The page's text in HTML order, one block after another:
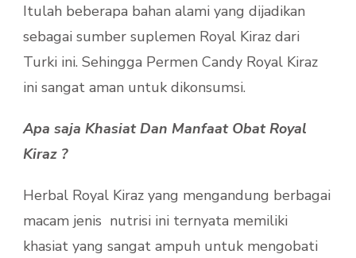
Itulah beberapa bahan alami yang dijadikan
sebagai sumber suplemen Royal Kiraz dari
Turki ini. Sehingga Permen Candy Royal Kiraz
ini sangat aman untuk dikonsumsi.
Apa saja Khasiat Dan Manfaat Obat Royal
Kiraz ?
Herbal Royal Kiraz yang mengandung berbagai
macam jenis nutrisi ini ternyata memiliki
khasiat yang sangat ampuh untuk mengobati